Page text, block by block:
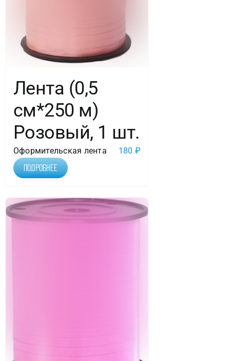
Лента (0,5
см*250 м)
Розовый, 1 шт.
Оформительская лента 180 ₽
Подробнее